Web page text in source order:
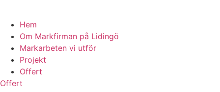
Hem
Om Markfirman på Lidingö
Markarbeten vi utför
Projekt
Offert
Offert